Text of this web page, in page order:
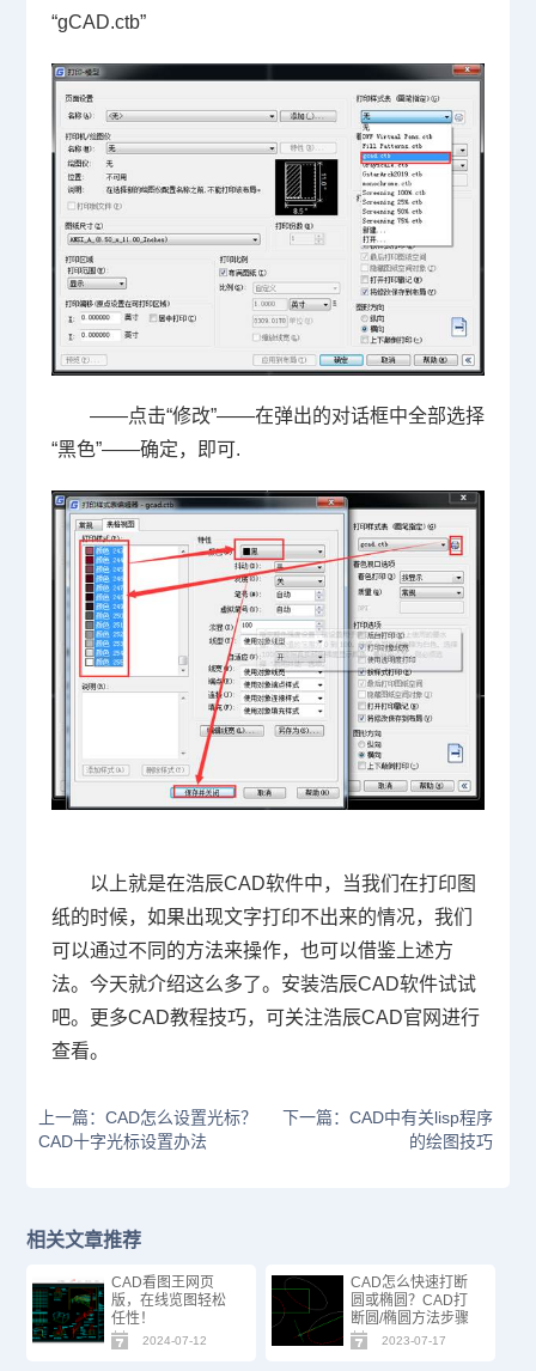
“gCAD.ctb”
——点击“修改”——在弹出的对话框中全部选择
“黑色”——确定，即可.
以上就是在浩辰CAD软件中，当我们在打印图
纸的时候，如果出现文字打印不出来的情况，我们
可以通过不同的方法来操作，也可以借鉴上述方
法。今天就介绍这么多了。安装浩辰CAD软件试试
吧。更多CAD教程技巧，可关注浩辰CAD官网进行
查看。
上一篇：CAD怎么设置光标？
CAD十字光标设置办法
下一篇：CAD中有关lisp程序
的绘图技巧
相关文章推荐
CAD看图王网页
版，在线览图轻松
任性！
2024-07-12
CAD怎么快速打断
圆或椭圆？CAD打
断圆/椭圆方法步骤
2023-07-17